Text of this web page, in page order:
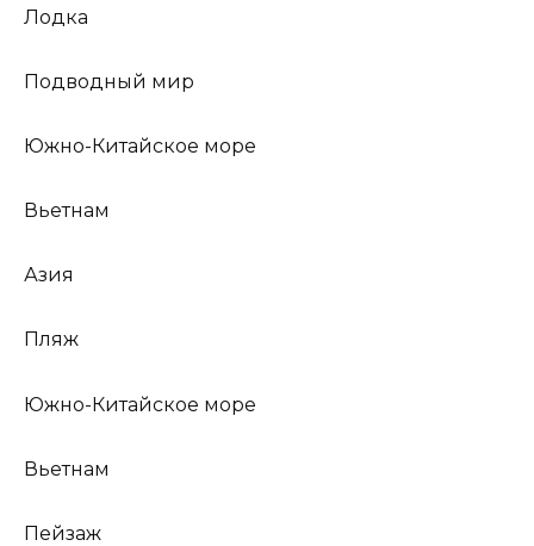
Лодка
Подводный мир
Южно-Китайское море
Вьетнам
Азия
Пляж
Южно-Китайское море
Вьетнам
Пейзаж